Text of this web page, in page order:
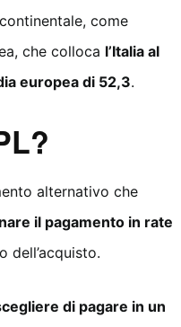
come
che colloca l’Italia al
europea di 52,3.
alternativo che
il pagamento in rate
dell’acquisto.
di pagare in un